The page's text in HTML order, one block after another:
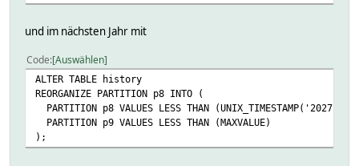
und im nächsten Jahr mit
Code Auswählen
ALTER TABLE history
REORGANIZE PARTITION p8 INTO (
PARTITION p8 VALUES LESS THAN (UNIX_TIMESTAMP('2027-
PARTITION p9 VALUES LESS THAN (MAXVALUE)
);